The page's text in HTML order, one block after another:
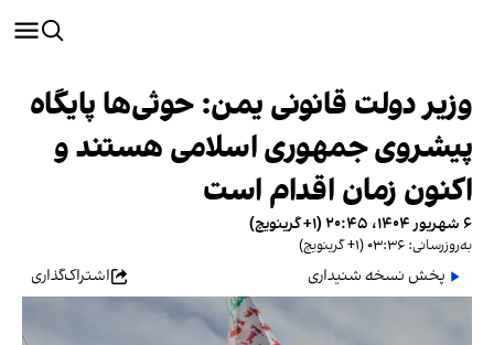
وزیر دولت قانونی یمن: حوثی‌ها پایگاه
پیشروی جمهوری اسلامی هستند و
اکنون زمان اقدام است
۶ شهریور ۱۴۰۴، ۲۰:۴۵ (‎+۱ گرینویچ)
به‌روزرسانی: ۰۳:۳۶ (‎+۱ گرینویچ)
پخش نسخه شنیداری اشتراک‌گذاری